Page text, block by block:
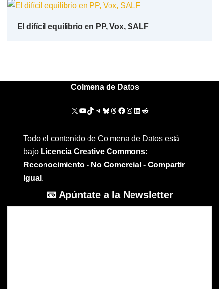
El difícil equilibrio en PP, Vox, SALF
Colmena de Datos
Todo el contenido de Colmena de Datos está
bajo Licencia Creative Commons:
Reconocimiento - No Comercial - Compartir
Igual .
📧 Apúntate a la Newsletter